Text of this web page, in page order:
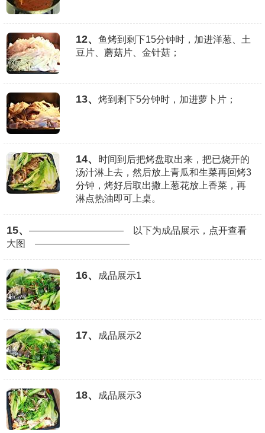
12、
鱼烤到剩下15分钟时，加进洋葱、土
豆片、蘑菇片、金针菇；
13、 烤到剩下5分钟时，加进萝卜片；
14、
时间到后把烤盘取出来，把已烧开的
汤汁淋上去，然后放上青瓜和生菜再回烤3
分钟，烤好后取出撒上葱花放上香菜，再
淋点热油即可上桌。
15、—————————— 以下为成品展示，点开查看
大图 ——————————
16、 成品展示1
17、 成品展示2
18、 成品展示3